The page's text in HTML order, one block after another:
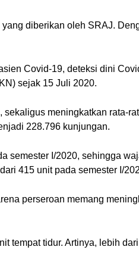
diberikan oleh SRAJ.
Covid-19, deteksi dini
sejak 15 Juli 2020.
meningkatkan rata-
228.796 kunjungan.
semester I/2020, sehingga
415 unit pada semester I/
perseroan memang
tempat tidur. Artinya, lebih